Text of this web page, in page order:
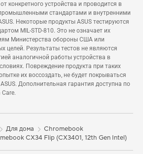
конкретного устройства и проводится в
стандартами и внутренними
Некоторые продукты ASUS тестируются
MIL-STD-810. Это не означает их
Министерства обороны США или
целей. Результаты тестов не являются
аналогичной работы устройства в
Повреждение продукта при таких
их воссоздать, не будет покрываться
Дополнительная гарантия доступна по
Care.
Для дома
Chromebook
CX34 Flip (CX3401, 12th Gen Intel)